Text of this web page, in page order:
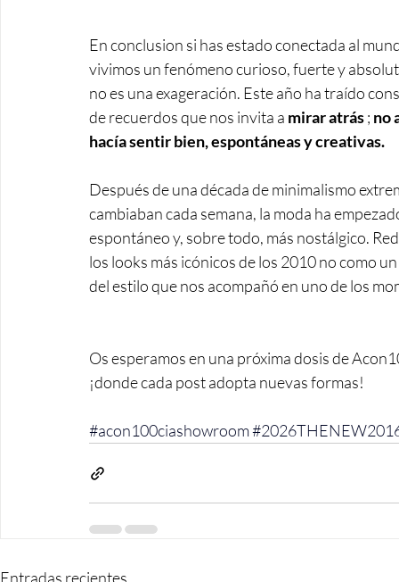
En conclusion si has estado conectada al
vivimos un fenómeno curioso, fuerte y
no es una exageración. Este año ha traído
de recuerdos que nos invita a mirar atrás ; no
hacía sentir bien, espontáneas y creativas.
Después de una década de minimalismo
cambiaban cada semana, la moda ha
espontáneo y, sobre todo, más nostálgico.
los looks más icónicos de los 2010 no como
del estilo que nos acompañó en uno de los
Os esperamos en una próxima dosis de
¡donde cada post adopta nuevas formas!
#acon100ciashowroom
Entradas recientes